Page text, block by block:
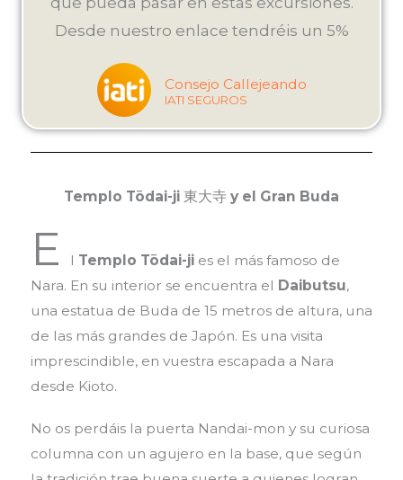
Desde nuestro enlace tendréis un 5%
Consejo Callejeando
IATI SEGUROS
Templo Tōdai-ji 東大寺 y el Gran Buda
E l Templo Tōdai-jies el más famoso de
Nara. En su interior se encuentra el Daibutsu,
una estatua de Buda de 15 metros de altura, una
de las más grandes de Japón. Es una visita
imprescindible, en vuestra escapada a Nara
desde Kioto.
No os perdáis la puerta Nandai-mon y su curiosa
columna con un agujero en la base, que según